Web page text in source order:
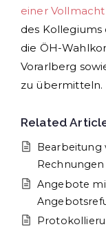
einer Vollmacht
des
die ÖH-
Vorarlberg
zu übermitteln.
Related
Bearbeitung
Rechnungen
Angebote